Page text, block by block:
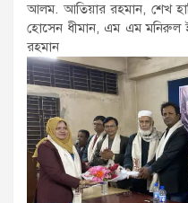
আলম. আতিয়ার রহমান, শেখ
হোসেন ধীমান, এম এম